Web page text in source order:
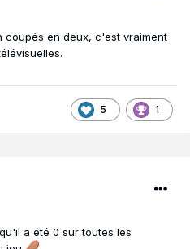
coupés en deux, c'est vraiment
5 1
a été 0 sur toutes les